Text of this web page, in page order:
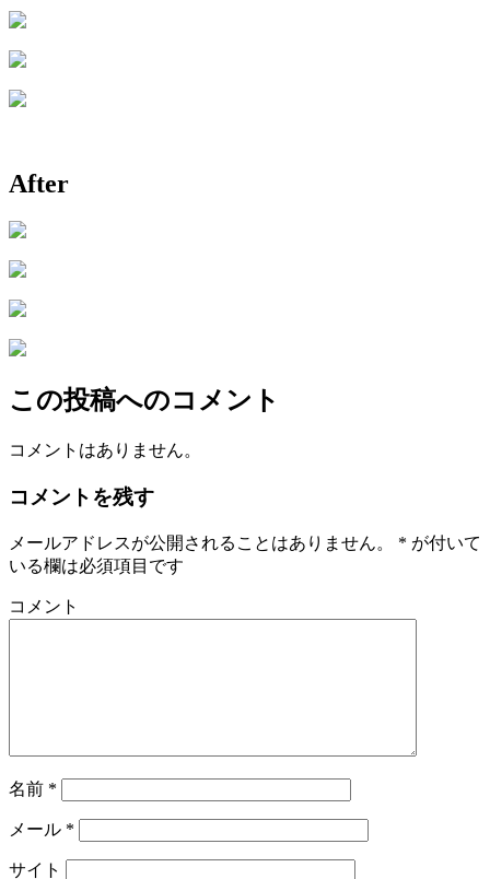
After
この投稿へのコメント
コメントはありません。
コメントを残す
メールアドレスが公開されることはありません。 * が付いて
いる欄は必須項目です
コメント
名前 *
メール *
サイト